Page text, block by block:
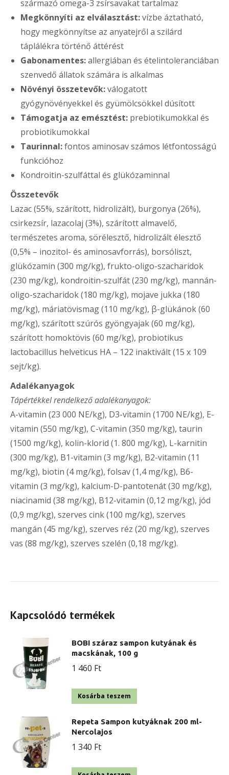
származó omega-3 zsírsavakat tartalmaz
Megkönnyíti az elválasztást:vízbe áztatható,
hogy megkönnyítse az anyatejről a szilárd
táplálékra történő áttérést
Gabonamentes:allergiában és ételintoleranciában
szenvedő állatok számára is alkalmas
Növényi összetevők:válogatott
gyógynövényekkel és gyümölcsökkel dúsított
Támogatja az emésztést: prebiotikumokkal és
probiotikumokkal
Taurinnal:fontos aminosav számos létfontosságú
funkcióhoz
Kondroitin-szulfáttal és glükózaminnal
Összetevők
Lazac (55%, szárított, hidrolizált), burgonya (26%),
csirkezsír, lazacolaj (3%), szárított almavelő,
természetes aroma, sörélesztő, hidrolizált élesztő
(0,5% – inozitol- és aminosavforrás), borsóliszt,
glükózamin (300 mg/kg), frukto-oligo-szacharidok
(230 mg/kg), kondroitin-szulfát (230 mg/kg), mannán-
oligo-szacharidok (180 mg/kg), mojave jukka (180
mg/kg), máriatövismag (110 mg/kg), β-glükánok (60
mg/kg), szárított szúrós gyöngyajak (60 mg/kg),
szárított homoktövis (60 mg/kg), probiotikus
lactobacillus helveticus HA – 122 inaktivált (15 x 109
sejt/kg).
Adalékanyagok
Tápértékkel rendelkező adalékanyagok:
A-vitamin (23 000 NE/kg), D3-vitamin (1700 NE/kg), E-
vitamin (550 mg/kg), C-vitamin (350 mg/kg), taurin
(1500 mg/kg), kolin-klorid (1. 800 mg/kg), L-karnitin
(300 mg/kg), B1-vitamin (3 mg/kg), B2-vitamin (11
mg/kg), biotin (4 mg/kg), folsav (1,4 mg/kg), B6-
vitamin (3 mg/kg), kalcium-D-pantotenát (30 mg/kg),
niacinamid (38 mg/kg), B12-vitamin (0,12 mg/kg), jód
(0,9 mg/kg), szerves cink (100 mg/kg), szerves
mangán (45 mg/kg), szerves réz (20 mg/kg), szerves
vas (88 mg/kg), szerves szelén (0,18 mg/kg).
Kapcsolódó termékek
BOBI száraz sampon kutyának és
macskának, 100 g
1 460 Ft
Kosárba teszem
Repeta Sampon kutyáknak 200 ml-
Nercolajos
1 340 Ft